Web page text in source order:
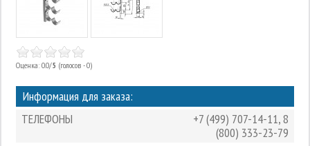
Оценка: 0.0/5 (голосов - 0)
Информация для заказа:
ТЕЛЕФОНЫ
+7 (499) 707-14-11,8
(800) 333-23-79